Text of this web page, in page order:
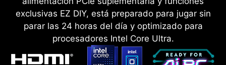
exclusivas EZ DIY, está preparado para jugar sin
parar las 24 horas del día y optimizado para
procesadores Intel Core Ultra.